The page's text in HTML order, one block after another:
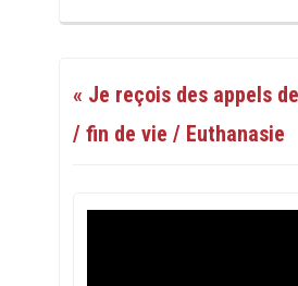
« Je reçois des appels
/ fin de vie / Euthanasie